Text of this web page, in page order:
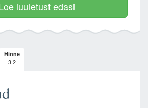
luuletust edasi
Hinne
3.2